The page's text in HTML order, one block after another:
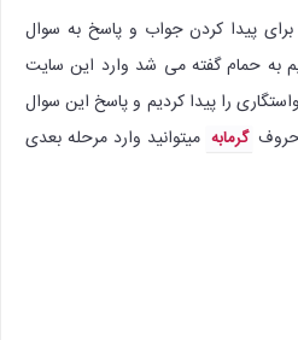
پیدا کردن جواب و پاسخ به سوال
به حمام گفته می شد وارد این سایت
را پیدا کردیم و پاسخ این سوال
گرمابه میتوانید وارد مرحله بعدی